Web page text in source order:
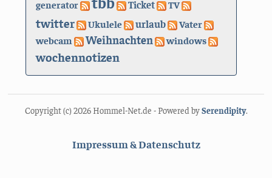
generator
Ticket TV
twitter Ukulele urlaub
Vater
webcam
Weihnachten windows
wochennotizen
Copyright (c) 2026 Hommel-Net.de - Powered bySerendipity.
Impressum & Datenschutz